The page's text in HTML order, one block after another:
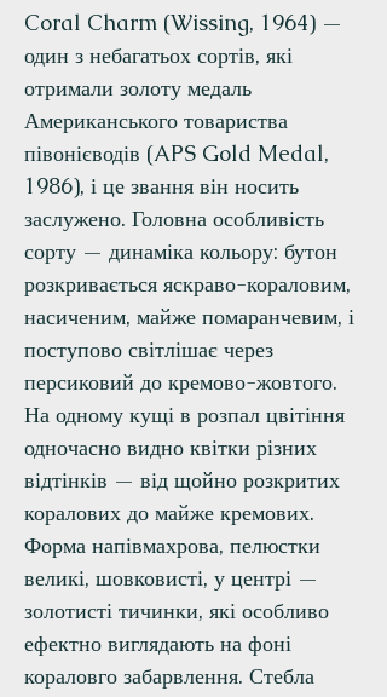
Coral Charm (Wissing, 1964) —
один з небагатьох сортів, які
отримали золоту медаль
Американського товариства
півонієводів (APS Gold Medal,
1986), і це звання він носить
заслужено. Головна особливість
сорту — динаміка кольору: бутон
розкривається яскраво-кораловим,
насиченим, майже помаранчевим, і
поступово світлішає через
персиковий до кремово-жовтого.
На одному кущі в розпал цвітіння
одночасно видно квітки різних
відтінків — від щойно розкритих
коралових до майже кремових.
Форма напівмахрова, пелюстки
великі, шовковисті, у центрі —
золотисті тичинки, які особливо
ефектно виглядають на фоні
кораловго забарвлення. Стебла